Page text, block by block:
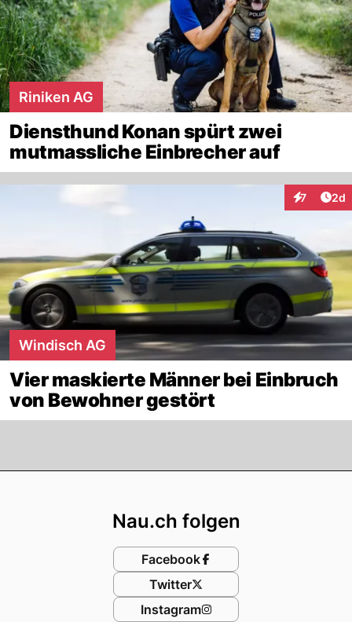
Riniken AG
Diensthund Konan spürt zwei
mutmassliche Einbrecher auf
7 2d
Windisch AG
Vier maskierte Männer bei Einbruch
von Bewohner gestört
Nau.ch folgen
Facebook
Twitter
Instagram